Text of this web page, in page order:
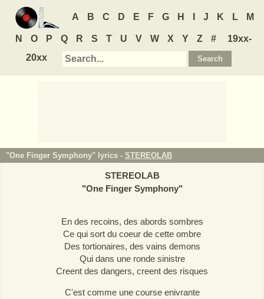
A B C D E F G H J K L M
N O P Q R S T U V W X Y Z #
19xx-
20xx
"One Finger Symphony" lyrics - STEREOLAB
STEREOLAB
"One Finger Symphony"
En des recoins, des abords sombres
Ce qui sort du coeur de cette ombre
Des tortionaires, des vains demons
Qui dans une ronde sinistre
Creent des dangers, creent des risques
C'est comme une course enivrante